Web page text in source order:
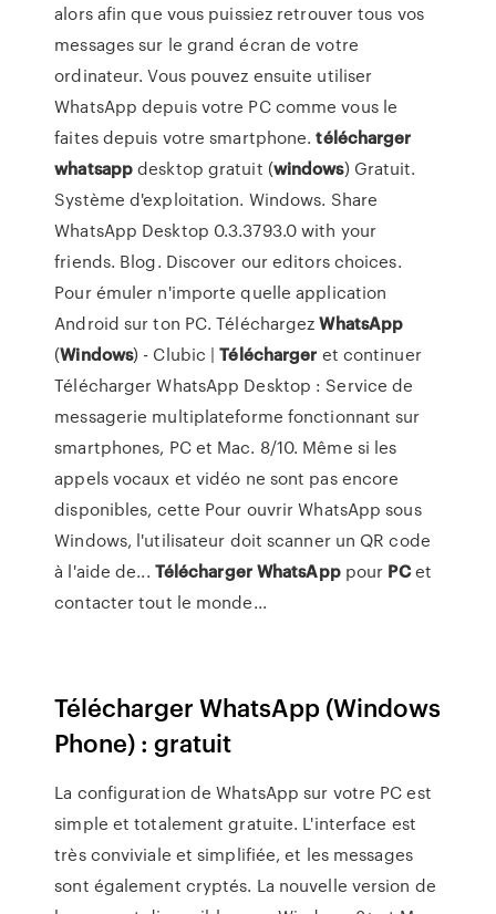
alors afin que vous puissiez retrouver tous vos
messages sur le grand écran de votre
ordinateur. Vous pouvez ensuite utiliser
WhatsApp depuis votre PC comme vous le
faites depuis votre smartphone.télécharger
whatsappdesktop gratuit (windows) Gratuit.
Système d'exploitation. Windows. Share
WhatsApp Desktop 0.3.3793.0 with your
friends. Blog. Discover our editors choices.
Pour émuler n'importe quelle application
Android sur ton PC. TéléchargezWhatsApp
(Windows) - Clubic |Télécharger et continuer
Télécharger WhatsApp Desktop : Service de
messagerie multiplateforme fonctionnant sur
smartphones, PC et Mac. 8/10. Même si les
appels vocaux et vidéo ne sont pas encore
disponibles, cette Pour ouvrir WhatsApp sous
Windows, l'utilisateur doit scanner un QR code
à l'aide de... TéléchargerWhatsApppour PCet
contacter tout le monde...
Télécharger WhatsApp (Windows
Phone) : gratuit
La configuration de WhatsApp sur votre PC est
simple et totalement gratuite. L'interface est
très conviviale et simplifiée, et les messages
sont également cryptés. La nouvelle version de